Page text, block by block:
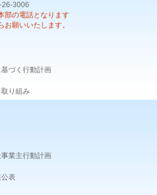
26-3006
部の電話となります
お願いいたします。
づく行動計画
り組み
業主行動計画
表